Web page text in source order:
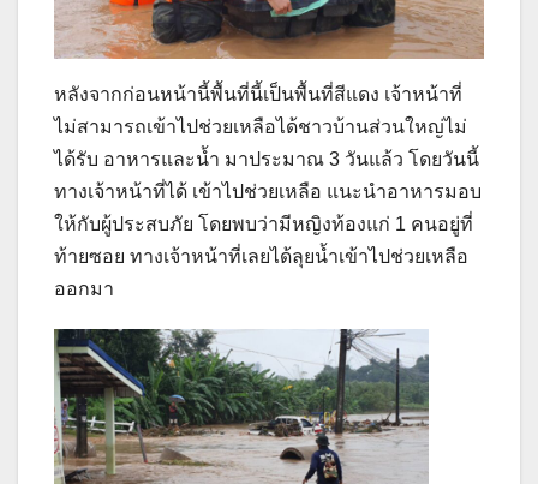
หลังจากก่อนหน้านี้พื้นที่นี้เป็นพื้นที่สีแดง เจ้าหน้าที่
ไม่สามารถเข้าไปช่วยเหลือได้ชาวบ้านส่วนใหญ่ไม่
ได้รับ อาหารและน้ำ มาประมาณ 3 วันแล้ว โดยวันนี้
ทางเจ้าหน้าที่ได้ เข้าไปช่วยเหลือ แนะนำอาหารมอบ
ให้กับผู้ประสบภัย โดยพบว่ามีหญิงท้องแก่ 1 คนอยู่ที่
ท้ายซอย ทางเจ้าหน้าที่เลยได้ลุยน้ำเข้าไปช่วยเหลือ
ออกมา